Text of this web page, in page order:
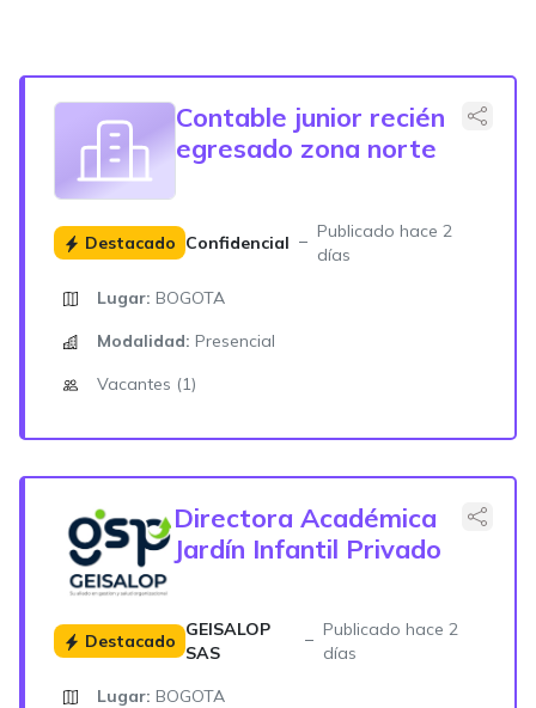
Contable junior recién
egresado zona norte
Destacado Confidencial
Publicado hace 2
días
Lugar: BOGOTA
Modalidad: Presencial
Vacantes (1)
Directora Académica
Jardín Infantil Privado
Destacado
GEISALOP
SAS
Publicado hace 2
días
Lugar: BOGOTA